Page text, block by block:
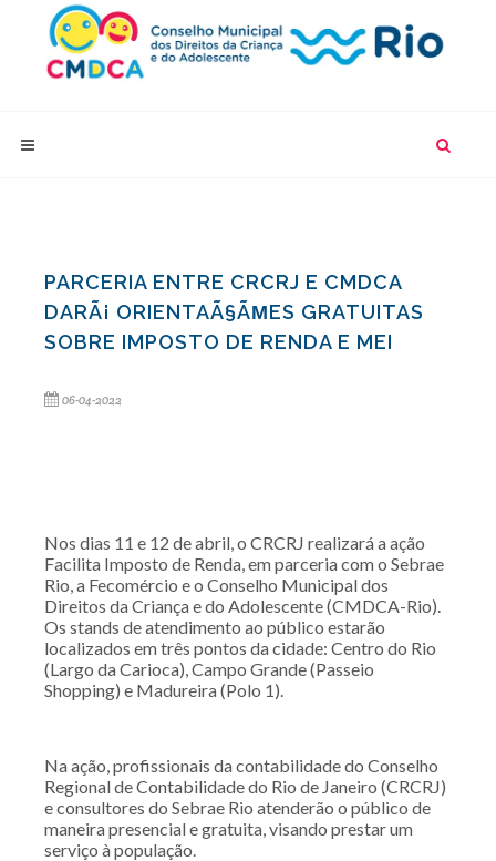
PARCERIA ENTRE CRCRJ E CMDCA
DARÃ¡ ORIENTAÃ§ÃΜES GRATUITAS
SOBRE IMPOSTO DE RENDA E MEI
06-04-2022
Nos dias 11 e 12 de abril, o CRCRJ realizará a ação
Facilita Imposto de Renda, em parceria com o Sebrae
Rio, a Fecomércio e o Conselho Municipal dos
Direitos da Criança e do Adolescente (CMDCA-Rio).
Os stands de atendimento ao público estarão
localizados em três pontos da cidade: Centro do Rio
(Largo da Carioca), Campo Grande (Passeio
Shopping) e Madureira (Polo 1).
Na ação, profissionais da contabilidade do Conselho
Regional de Contabilidade do Rio de Janeiro (CRCRJ)
e consultores do Sebrae Rio atenderão o público de
maneira presencial e gratuita, visando prestar um
serviço à população.